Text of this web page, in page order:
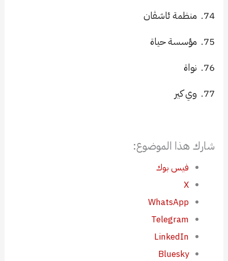
74. منظمة ئاشڤان
75. مؤسسة حياة
76. نواة
77. وي كير
شارك هذا الموضوع:
فيس بوك
X
WhatsApp
Telegram
LinkedIn
Bluesky